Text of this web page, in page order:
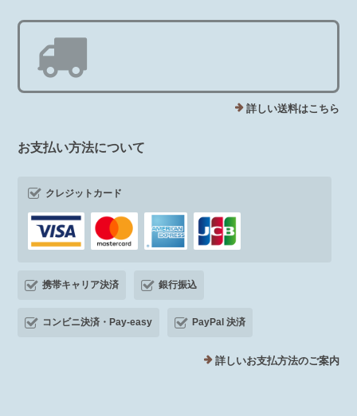
詳しい送料はこちら
お支払い方法について
クレジットカード
携帯キャリア決済 銀行振込
コンビニ決済・Pay-easy PayPal 決済
詳しいお支払方法のご案内